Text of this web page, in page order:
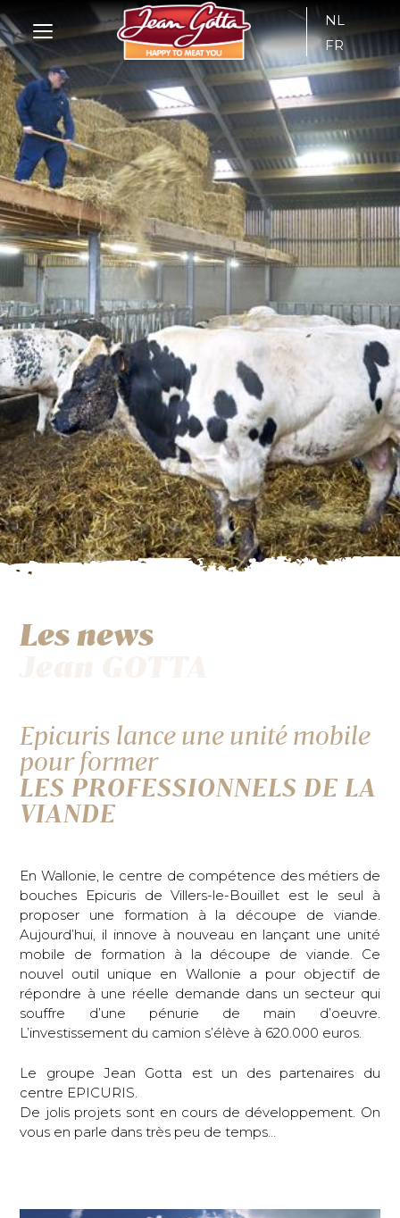
NL
FR
Les news
Epicuris lance une unité mobile
pour former
LES PROFESSIONNELS DE LA
VIANDE
En Wallonie, le centre de compétence des métiers de
bouches Epicuris de Villers-le-Bouillet est le seul à
proposer une formation à la découpe de viande.
Aujourd’hui, il innove à nouveau en lançant une unité
mobile de formation à la découpe de viande. Ce
nouvel outil unique en Wallonie a pour objectif de
répondre à une réelle demande dans un secteur qui
souffre d’une pénurie de main d’oeuvre.
L’investissement du camion s’élève à 620.000 euros.
Le groupe Jean Gotta est un des partenaires du
centre EPICURIS.
De jolis projets sont en cours de développement. On
vous en parle dans très peu de temps…